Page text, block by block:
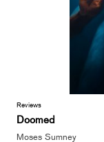
Reviews
Doomed
Moses Sumney